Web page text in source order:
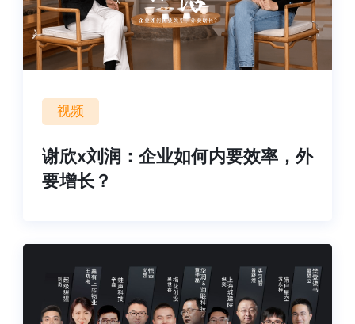
视频
谢欣x刘润：企业如何内要效率，外
要增长？